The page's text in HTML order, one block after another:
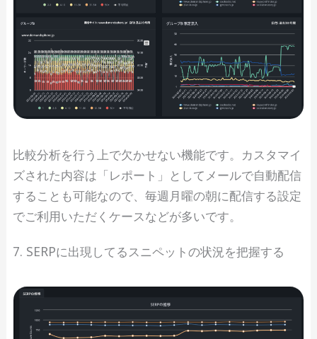
比較分析を行う上で欠かせない機能です。カスタマイ
ズされた内容は「レポート」としてメールで自動配信
することも可能なので、毎週月曜の朝に配信する設定
でご利用いただくケースなどが多いです。
7. SERPに出現してるスニペットの状況を把握する